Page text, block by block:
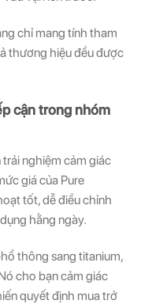
chỉ mang tính tham
thương hiệu đều được
cận trong nhóm
nghiệm cảm giác
giá của Pure
tốt, dễ điều chỉnh
hằng ngày.
thông sang titanium,
cho bạn cảm giác
quyết định mua trở